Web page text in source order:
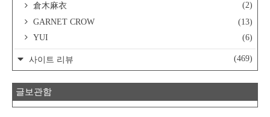
倉木麻衣
(2)
GARNET CROW
(13)
YUI
(6)
사이트 리뷰 (469)
글보관함